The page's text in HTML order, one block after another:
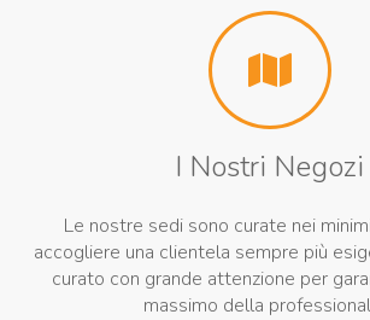
I Nostri Negozi
Le nostre sedi sono curate nei
accogliere una clientela sempre più
curato con grande attenzione per
massimo della